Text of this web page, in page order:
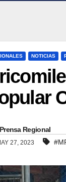
NOTICIAS
Prensa Regional
27, 2023